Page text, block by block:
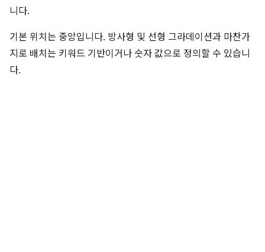
니다.
기본 위치는 중앙입니다. 방사형 및 선형 그라데이션과 마찬가
지로 배치는 키워드 기반이거나 숫자 값으로 정의할 수 있습니
다.